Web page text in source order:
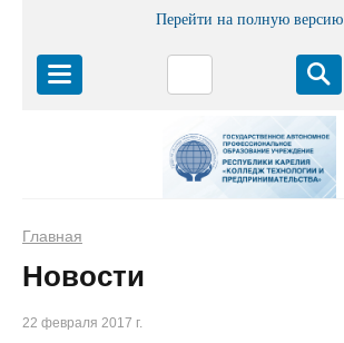
Перейти на полную версию
Главная
Новости
22 февраля 2017 г.